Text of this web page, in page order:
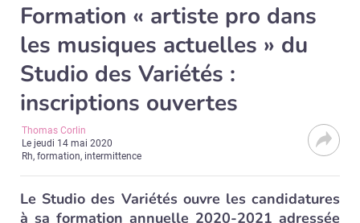
Formation « artiste pro dans
les musiques actuelles » du
Studio des Variétés :
inscriptions ouvertes
Thomas Corlin
Lejeudi 14 mai 2020
Rh, formation, intermittence
Le Studio des Variétés ouvre les candidatures
à sa formation annuelle 2020-2021 adressée